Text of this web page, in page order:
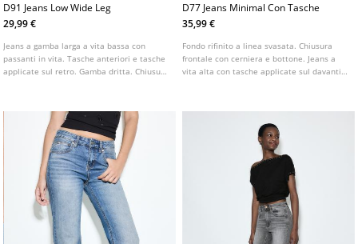
D91 Jeans Low Wide Leg
29,99 €
Jeans a gamba larga a vita bassa con
passanti in vita. Tasche anteriori e tasche
applicate sul retro. Gamba dritta. Chiusura
D77 Jeans Minimal Con Tasche
35,99 €
Fondo rifinito a linea svasata. Chiusura
frontale con cerniera e bottone. Jeans a
vita alta con tasche applicate sul davanti
colori.